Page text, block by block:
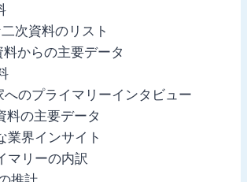
次資料のリスト
からの主要データ
へのプライマリーインタビュー
料の主要データ
業界インサイト
マリーの内訳